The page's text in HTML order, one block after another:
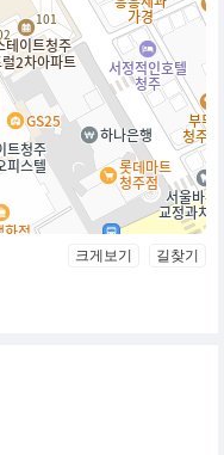
크게보기 길찾기